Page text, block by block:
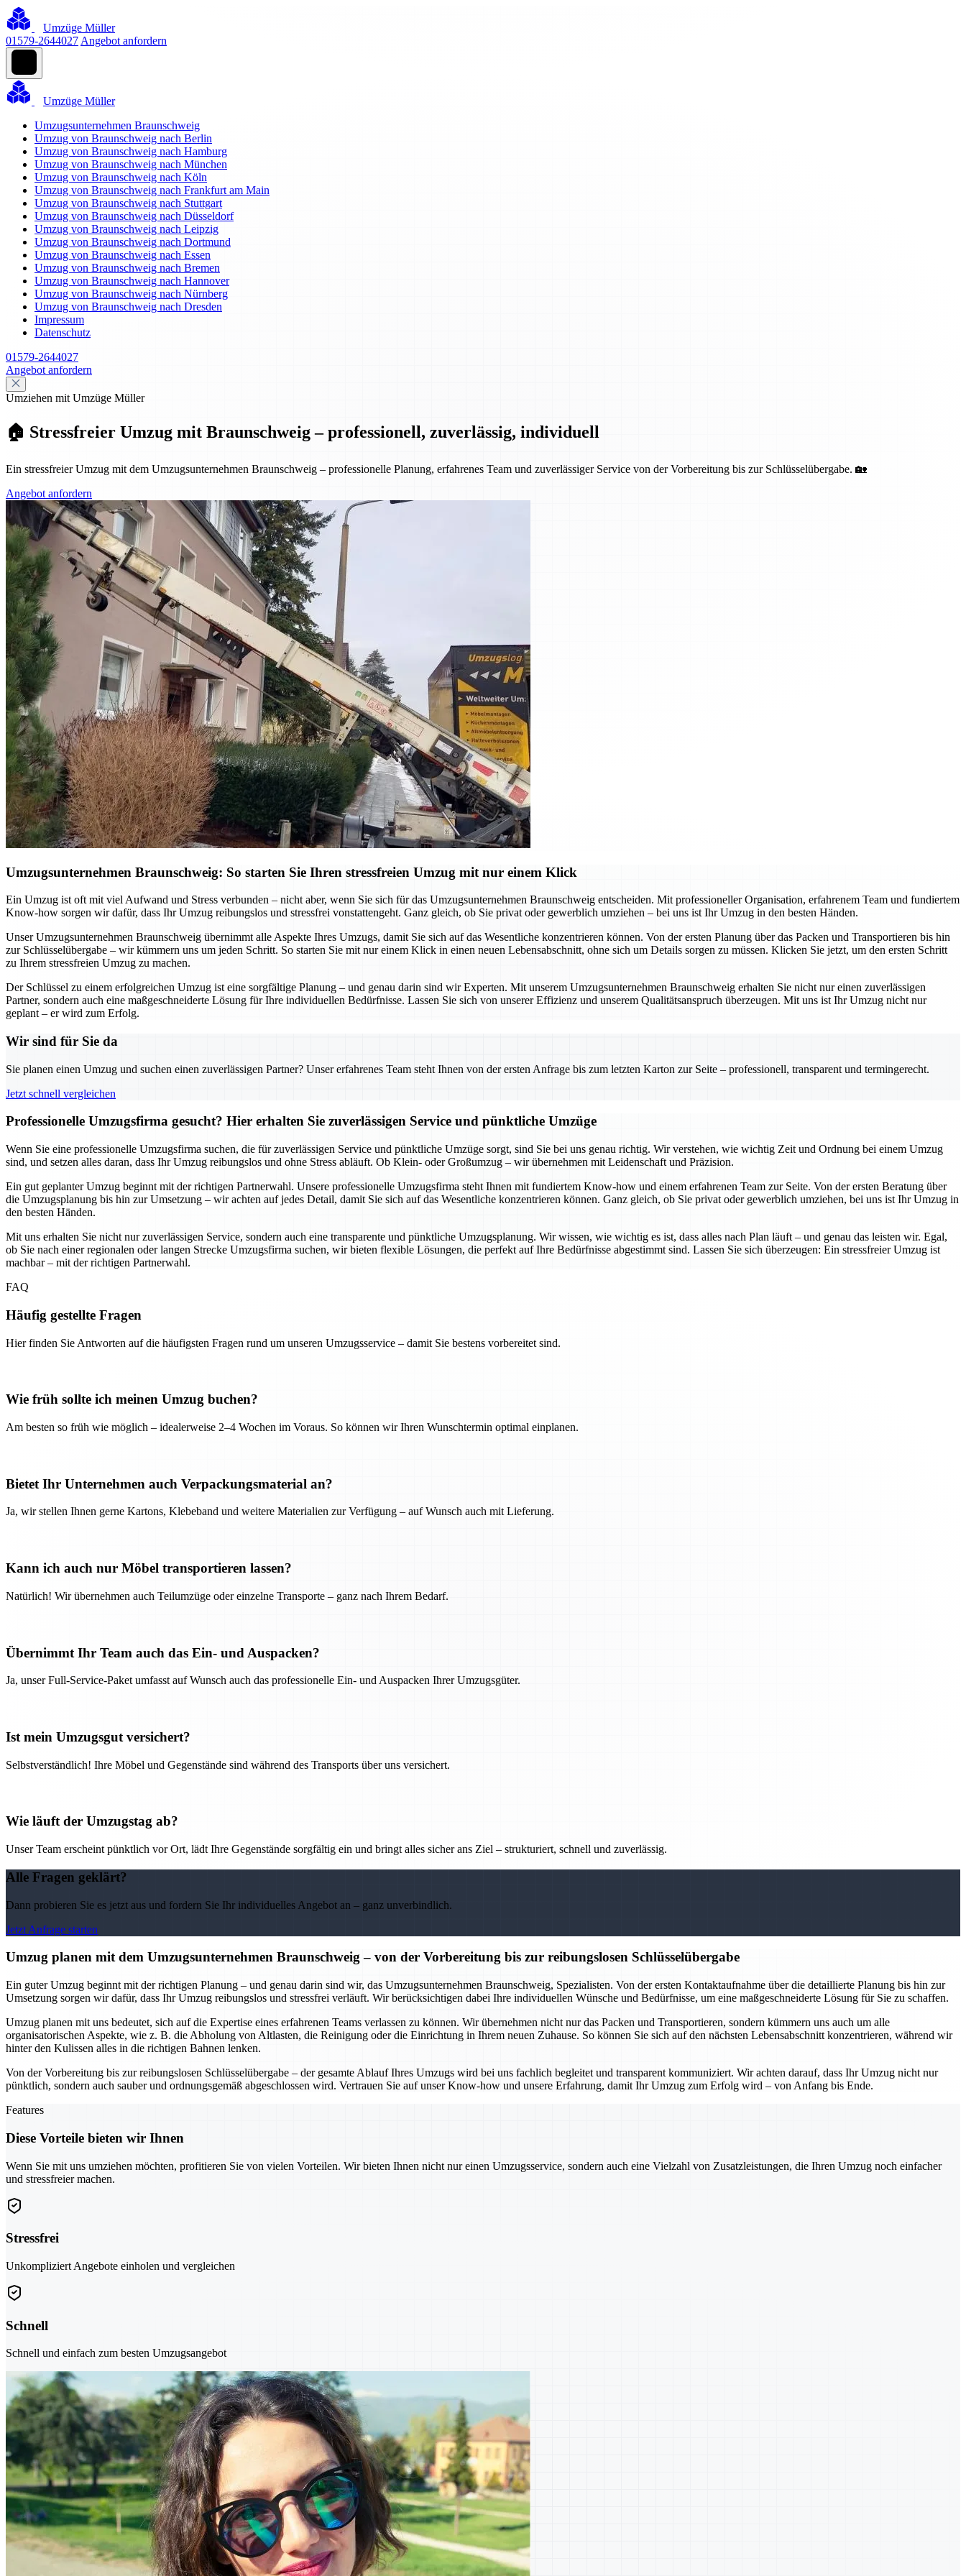
Umzüge Müller
01579-2644027 Angebot anfordern
Umzüge Müller
Umzugsunternehmen Braunschweig
Umzug von Braunschweig nach Berlin
Umzug von Braunschweig nach Hamburg
Umzug von Braunschweig nach München
Umzug von Braunschweig nach Köln
Umzug von Braunschweig nach Frankfurt am Main
Umzug von Braunschweig nach Stuttgart
Umzug von Braunschweig nach Düsseldorf
Umzug von Braunschweig nach Leipzig
Umzug von Braunschweig nach Dortmund
Umzug von Braunschweig nach Essen
Umzug von Braunschweig nach Bremen
Umzug von Braunschweig nach Hannover
Umzug von Braunschweig nach Nürnberg
Umzug von Braunschweig nach Dresden
Impressum
Datenschutz
01579-2644027
Angebot anfordern
Umziehen mit Umzüge Müller
🏠 Stressfreier Umzug mit Braunschweig – professionell, zuverlässig, individuell
Ein stressfreier Umzug mit dem Umzugsunternehmen Braunschweig – professionelle Planung, erfahrenes Team und zuverlässiger Service von der Vorbereitung bis zur Schlüsselübergabe. 🏡
Angebot anfordern
Umzugsunternehmen Braunschweig: So starten Sie Ihren stressfreien Umzug mit nur einem Klick
Ein Umzug ist oft mit viel Aufwand und Stress verbunden – nicht aber, wenn Sie sich für das Umzugsunternehmen Braunschweig entscheiden. Mit professioneller Organisation, erfahrenem Team und fundiertem
Know-how sorgen wir dafür, dass Ihr Umzug reibungslos und stressfrei vonstattengeht. Ganz gleich, ob Sie privat oder gewerblich umziehen – bei uns ist Ihr Umzug in den besten Händen.
Unser Umzugsunternehmen Braunschweig übernimmt alle Aspekte Ihres Umzugs, damit Sie sich auf das Wesentliche konzentrieren können. Von der ersten Planung über das Packen und Transportieren bis hin
zur Schlüsselübergabe – wir kümmern uns um jeden Schritt. So starten Sie mit nur einem Klick in einen neuen Lebensabschnitt, ohne sich um Details sorgen zu müssen. Klicken Sie jetzt, um den ersten Schritt
zu Ihrem stressfreien Umzug zu machen.
Der Schlüssel zu einem erfolgreichen Umzug ist eine sorgfältige Planung – und genau darin sind wir Experten. Mit unserem Umzugsunternehmen Braunschweig erhalten Sie nicht nur einen zuverlässigen
Partner, sondern auch eine maßgeschneiderte Lösung für Ihre individuellen Bedürfnisse. Lassen Sie sich von unserer Effizienz und unserem Qualitätsanspruch überzeugen. Mit uns ist Ihr Umzug nicht nur
geplant – er wird zum Erfolg.
Wir sind für Sie da
Sie planen einen Umzug und suchen einen zuverlässigen Partner? Unser erfahrenes Team steht Ihnen von der ersten Anfrage bis zum letzten Karton zur Seite – professionell, transparent und termingerecht.
Jetzt schnell vergleichen
Professionelle Umzugsfirma gesucht? Hier erhalten Sie zuverlässigen Service und pünktliche Umzüge
Wenn Sie eine professionelle Umzugsfirma suchen, die für zuverlässigen Service und pünktliche Umzüge sorgt, sind Sie bei uns genau richtig. Wir verstehen, wie wichtig Zeit und Ordnung bei einem Umzug
sind, und setzen alles daran, dass Ihr Umzug reibungslos und ohne Stress abläuft. Ob Klein- oder Großumzug – wir übernehmen mit Leidenschaft und Präzision.
Ein gut geplanter Umzug beginnt mit der richtigen Partnerwahl. Unsere professionelle Umzugsfirma steht Ihnen mit fundiertem Know-how und einem erfahrenen Team zur Seite. Von der ersten Beratung über
die Umzugsplanung bis hin zur Umsetzung – wir achten auf jedes Detail, damit Sie sich auf das Wesentliche konzentrieren können. Ganz gleich, ob Sie privat oder gewerblich umziehen, bei uns ist Ihr Umzug in
den besten Händen.
Mit uns erhalten Sie nicht nur zuverlässigen Service, sondern auch eine transparente und pünktliche Umzugsplanung. Wir wissen, wie wichtig es ist, dass alles nach Plan läuft – und genau das leisten wir. Egal,
ob Sie nach einer regionalen oder langen Strecke Umzugsfirma suchen, wir bieten flexible Lösungen, die perfekt auf Ihre Bedürfnisse abgestimmt sind. Lassen Sie sich überzeugen: Ein stressfreier Umzug ist
machbar – mit der richtigen Partnerwahl.
FAQ
Häufig gestellte Fragen
Hier finden Sie Antworten auf die häufigsten Fragen rund um unseren Umzugsservice – damit Sie bestens vorbereitet sind.
Wie früh sollte ich meinen Umzug buchen?
Am besten so früh wie möglich – idealerweise 2–4 Wochen im Voraus. So können wir Ihren Wunschtermin optimal einplanen.
Bietet Ihr Unternehmen auch Verpackungsmaterial an?
Ja, wir stellen Ihnen gerne Kartons, Klebeband und weitere Materialien zur Verfügung – auf Wunsch auch mit Lieferung.
Kann ich auch nur Möbel transportieren lassen?
Natürlich! Wir übernehmen auch Teilumzüge oder einzelne Transporte – ganz nach Ihrem Bedarf.
Übernimmt Ihr Team auch das Ein- und Auspacken?
Ja, unser Full-Service-Paket umfasst auf Wunsch auch das professionelle Ein- und Auspacken Ihrer Umzugsgüter.
Ist mein Umzugsgut versichert?
Selbstverständlich! Ihre Möbel und Gegenstände sind während des Transports über uns versichert.
Wie läuft der Umzugstag ab?
Unser Team erscheint pünktlich vor Ort, lädt Ihre Gegenstände sorgfältig ein und bringt alles sicher ans Ziel – strukturiert, schnell und zuverlässig.
Alle Fragen geklärt?
Dann probieren Sie es jetzt aus und fordern Sie Ihr individuelles Angebot an – ganz unverbindlich.
Jetzt Anfrage starten
Umzug planen mit dem Umzugsunternehmen Braunschweig – von der Vorbereitung bis zur reibungslosen Schlüsselübergabe
Ein guter Umzug beginnt mit der richtigen Planung – und genau darin sind wir, das Umzugsunternehmen Braunschweig, Spezialisten. Von der ersten Kontaktaufnahme über die detaillierte Planung bis hin zur
Umsetzung sorgen wir dafür, dass Ihr Umzug reibungslos und stressfrei verläuft. Wir berücksichtigen dabei Ihre individuellen Wünsche und Bedürfnisse, um eine maßgeschneiderte Lösung für Sie zu schaffen.
Umzug planen mit uns bedeutet, sich auf die Expertise eines erfahrenen Teams verlassen zu können. Wir übernehmen nicht nur das Packen und Transportieren, sondern kümmern uns auch um alle
organisatorischen Aspekte, wie z. B. die Abholung von Altlasten, die Reinigung oder die Einrichtung in Ihrem neuen Zuhause. So können Sie sich auf den nächsten Lebensabschnitt konzentrieren, während wir
hinter den Kulissen alles in die richtigen Bahnen lenken.
Von der Vorbereitung bis zur reibungslosen Schlüsselübergabe – der gesamte Ablauf Ihres Umzugs wird bei uns fachlich begleitet und transparent kommuniziert. Wir achten darauf, dass Ihr Umzug nicht nur
pünktlich, sondern auch sauber und ordnungsgemäß abgeschlossen wird. Vertrauen Sie auf unser Know-how und unsere Erfahrung, damit Ihr Umzug zum Erfolg wird – von Anfang bis Ende.
Features
Diese Vorteile bieten wir Ihnen
Wenn Sie mit uns umziehen möchten, profitieren Sie von vielen Vorteilen. Wir bieten Ihnen nicht nur einen Umzugsservice, sondern auch eine Vielzahl von Zusatzleistungen, die Ihren Umzug noch einfacher
und stressfreier machen.
Stressfrei
Unkompliziert Angebote einholen und vergleichen
Schnell
Schnell und einfach zum besten Umzugsangebot